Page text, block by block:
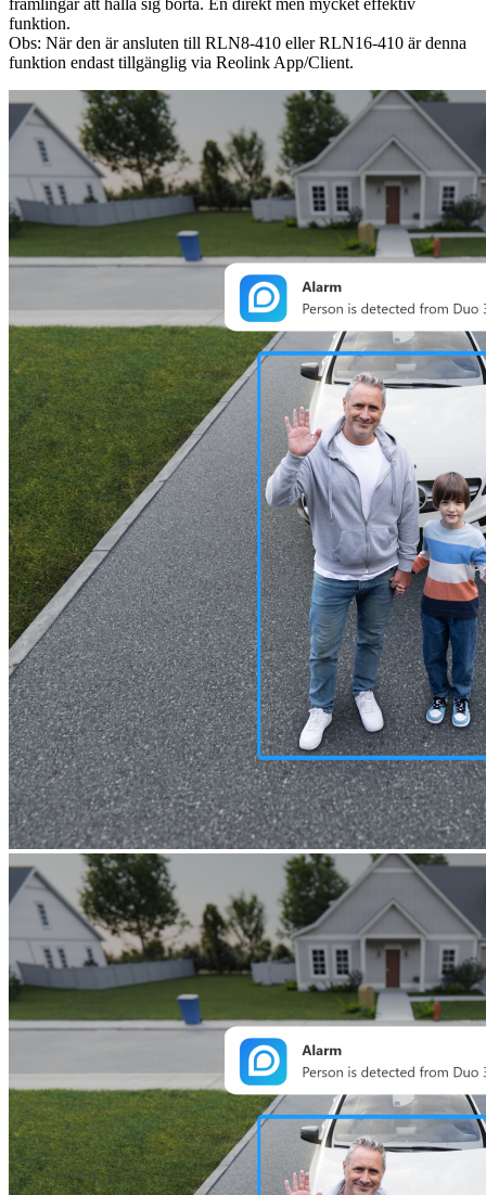
främlingar att hålla sig borta. En direkt men mycket effektiv
funktion.
Obs: När den är ansluten till RLN8-410 eller RLN16-410 är denna
funktion endast tillgänglig via Reolink App/Client.